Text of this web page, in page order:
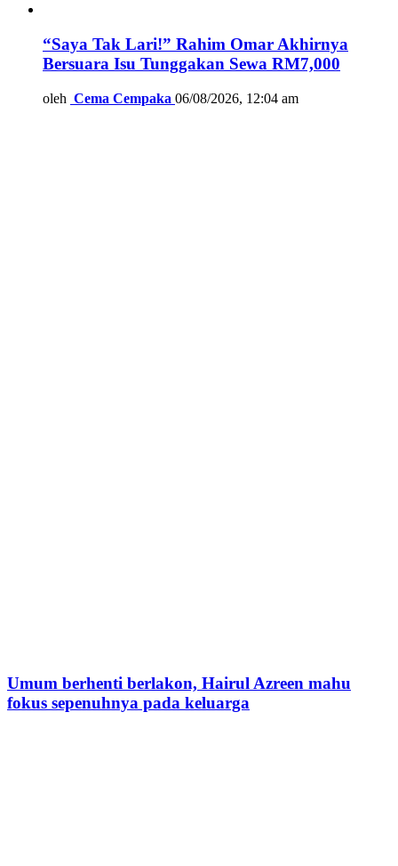
“Saya Tak Lari!” Rahim Omar Akhirnya
Bersuara Isu Tunggakan Sewa RM7,000
oleh Cema Cempaka 06/08/2026, 12:04 am
Umum berhenti berlakon, Hairul Azreen mahu
fokus sepenuhnya pada keluarga